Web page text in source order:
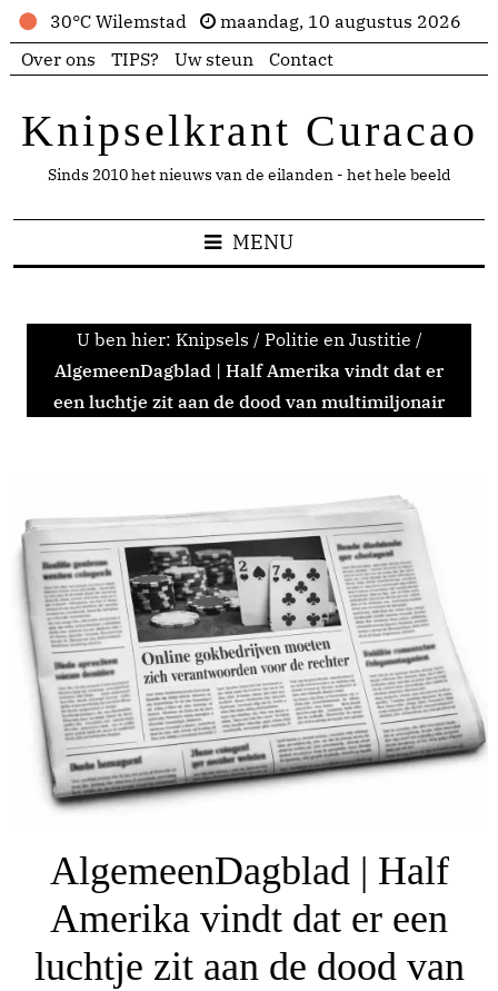
30°C Wilemstad
maandag, 10 augustus 2026
Over ons
TIPS? Uw steun Contact
Knipselkrant Curacao
Sinds 2010 het nieuws van de eilanden - het hele beeld
MENU
U ben hier: Knipsels / Politie en Justitie /
AlgemeenDagblad | Half Amerika vindt dat er
een luchtje zit aan de dood van multimiljonair
AlgemeenDagblad | Half
Amerika vindt dat er een
luchtje zit aan de dood van